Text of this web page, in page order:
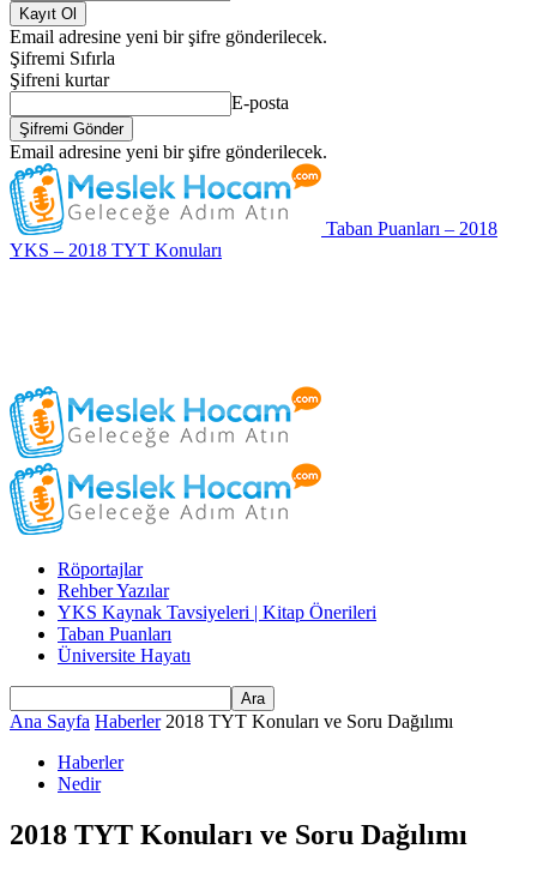
Email adresine yeni bir şifre gönderilecek.
Şifremi Sıfırla
Şifreni kurtar
E-posta
Email adresine yeni bir şifre gönderilecek.
Taban Puanları – 2018
YKS – 2018 TYT Konuları
Röportajlar
Rehber Yazılar
YKS Kaynak Tavsiyeleri | Kitap Önerileri
Taban Puanları
Üniversite Hayatı
Ana Sayfa Haberler 2018 TYT Konuları ve Soru Dağılımı
Haberler
Nedir
2018 TYT Konuları ve Soru Dağılımı